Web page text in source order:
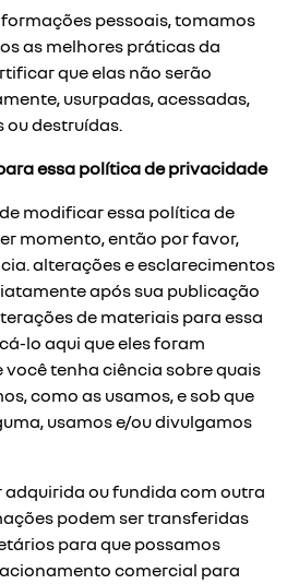
pessoais, tomamos
as melhores práticas da
que elas não serão
usurpadas, acessadas,
ou destruídas.
essa política de privacidade
modificar essa política de
momento, então por favor,
alterações e esclarecimentos
após sua publicação
de materiais para essa
lo aqui que eles foram
você tenha ciência sobre quais
como as usamos, e sob que
usamos e/ou divulgamos
adquirida ou fundida com outra
podem ser transferidas
para que possamos
comercial para